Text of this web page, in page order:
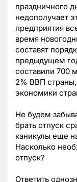
праздничного
недополучает
предприятия
время
составят
предыдущем
составили 700
2% ВВП
экономики
Не будем
брать отпуск
каникулы еще
Насколько
отпуск?
Ответить